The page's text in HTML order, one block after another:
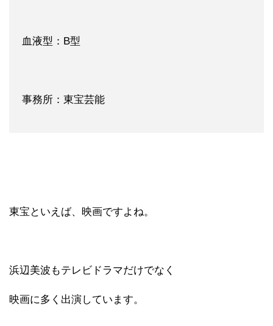
血液型：B型
事務所：東宝芸能
東宝といえば、映画ですよね。
浜辺美波もテレビドラマだけでなく
映画に多く出演しています。